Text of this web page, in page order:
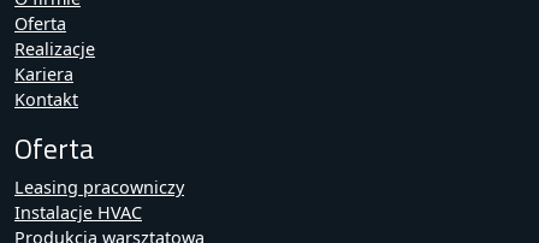
Oferta
Realizacje
Kariera
Kontakt
Oferta
Leasing pracowniczy
Instalacje HVAC
Produkcja warsztatowa